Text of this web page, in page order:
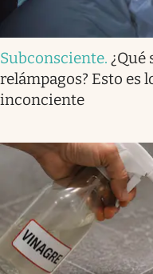
Subconsciente.
relámpagos? Esto
inconciente